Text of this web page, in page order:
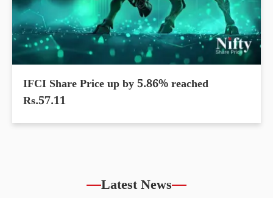
IFCI Share Price up by 5.86% reached
Rs.57.11
Latest News